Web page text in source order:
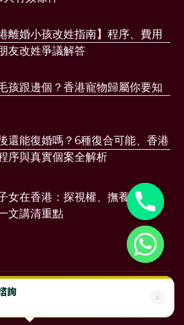
起
時免費評估
詢
港離婚小孩改姓指南】程序、費用
友改姓爭議解答
孩跟邊個？香港寵物歸屬你要知
還能復婚嗎？6種復合可能、香港
序與真實個案全解析
女在香港：探視權、撫養權點樣
文講清重點
Limited